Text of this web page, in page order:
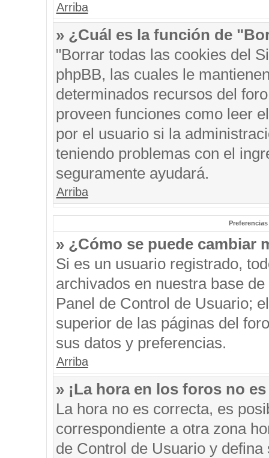
Arriba
» ¿Cuál es la función de
"Borrar todas las cookies del
phpBB, las cuales le
determinados recursos del
proveen funciones como leer
por el usuario si la
teniendo problemas con el
seguramente ayudará.
Arriba
» ¿Cómo se puede cambiar
Si es un usuario registrado,
archivados en nuestra base
Panel de Control de Usuario;
superior de las páginas del
sus datos y preferencias.
Arriba
» ¡La hora en los foros no
La hora no es correcta, es
correspondiente a otra zona
de Control de Usuario y